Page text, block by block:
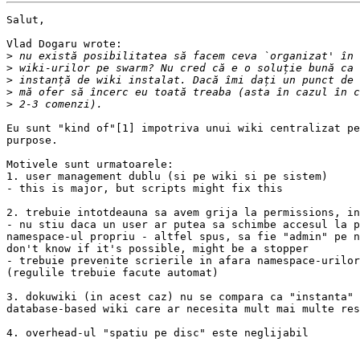
Salut,
Vlad Dogaru wrote:
>
>
>
>
>
Eu sunt "kind of"[1] impotriva unui wiki centralizat pe
purpose.
Motivele sunt urmatoarele:
1. user management dublu (si pe wiki si pe sistem)
- this is major, but scripts might fix this
2. trebuie intotdeauna sa avem grija la permissions,
- nu stiu daca un user ar putea sa schimbe accesul la
namespace-ul propriu - altfel spus, sa fie "admin" pe
don't know if it's possible, might be a stopper
- trebuie prevenite scrierile in afara namespace-
(regulile trebuie facute automat)
3. dokuwiki (in acest caz) nu se compara ca
database-based wiki care ar necesita mult mai multe
4. overhead-ul "spatiu pe disc" este neglijabil